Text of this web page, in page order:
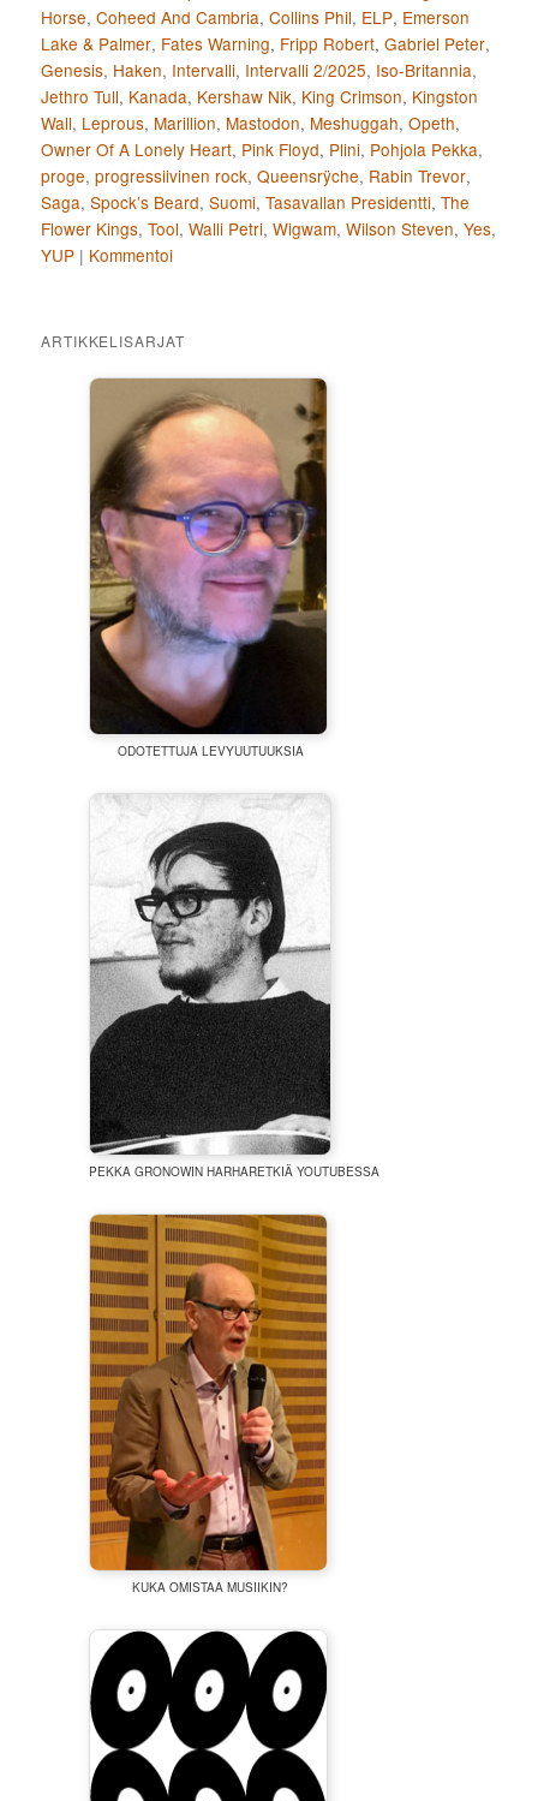
Horse,Coheed And Cambria,Collins Phil, ELP, Emerson
Lake & Palmer, Fates Warning, Fripp Robert,Gabriel Peter,
Genesis, Haken, Intervalli, Intervalli 2/2025, Iso-Britannia,
Jethro Tull, Kanada, Kershaw Nik, King Crimson, Kingston
Wall, Leprous, Marillion, Mastodon, Meshuggah,Opeth,
Owner Of A Lonely Heart, Pink Floyd, Plini, Pohjola Pekka,
proge,progressiivinen rock,Queensrÿche, Rabin Trevor,
Saga,Spock’s Beard,Suomi,Tasavallan Presidentti,The
Flower Kings,Tool,Walli Petri,Wigwam,Wilson Steven,Yes,
YUP | Kommentoi
ARTIKKELISARJAT
ODOTETTUJA LEVYUUTUUKSIA
PEKKA GRONOWIN HARHARETKIÄ YOUTUBESSA
KUKA OMISTAA MUSIIKIN?